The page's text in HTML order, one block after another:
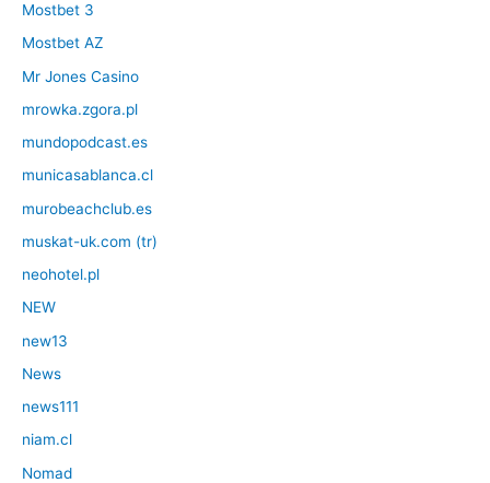
Mostbet 3
Mostbet AZ
Mr Jones Casino
mrowka.zgora.pl
mundopodcast.es
municasablanca.cl
murobeachclub.es
muskat-uk.com (tr)
neohotel.pl
NEW
new13
News
news111
niam.cl
Nomad